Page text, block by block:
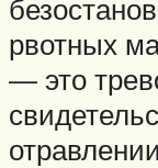
рвотных
— это